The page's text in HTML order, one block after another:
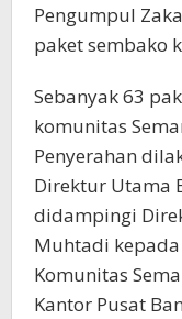
Pengumpul
paket sembako
Sebanyak 63
komunitas
Penyerahan
Direktur Utama
didampingi
Muhtadi kepada
Komunitas
Kantor Pusat